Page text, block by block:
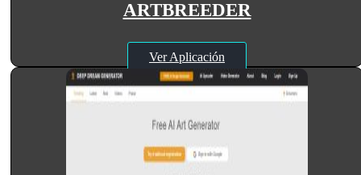
ARTBREEDER
Ver Aplicación